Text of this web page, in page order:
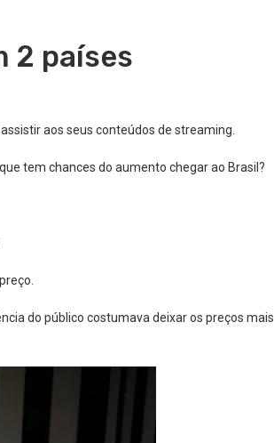
2 países
aos seus conteúdos de streaming.
tem chances do aumento chegar ao Brasil?
do público costumava deixar os preços mais